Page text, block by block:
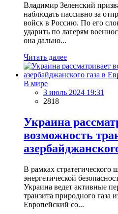
Владимир Зеленский
наблюдать пассивно за
войск в Россию. По его
ударить по лагерям
она дально...
Читать далее
В мире
3 июль 2024 19:31
2818
Украина
возможность
В рамках стратегического
энергетической
Украина ведет активные
транзита природного газа
Европейский со...